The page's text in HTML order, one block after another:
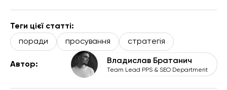
Теги цієї статті:
поради
просування стратегія
Автор: Владислав Братанич
Team Lead PPS & SEO Department